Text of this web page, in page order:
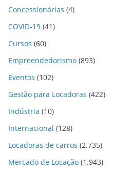
Concessionárias (4)
COVID-19 (41)
Cursos (60)
Empreendedorismo (893)
Eventos (102)
Gestão para Locadoras (422)
Indústria (10)
Internacional (128)
Locadoras de carros (2.735)
Mercado de Locação (1.943)